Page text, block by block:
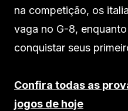
na competição, os
vaga no G-8,
conquistar seus
Confira todas as
jogos de hoje